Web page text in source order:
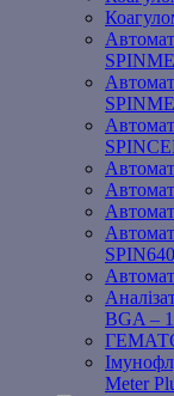
BGA –
Meter